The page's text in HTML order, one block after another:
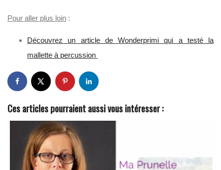
Pour aller plus loin :
Découvrez un article de Wonderprimi qui a testé la
mallette à percussion
Ces articles pourraient aussi vous intéresser :